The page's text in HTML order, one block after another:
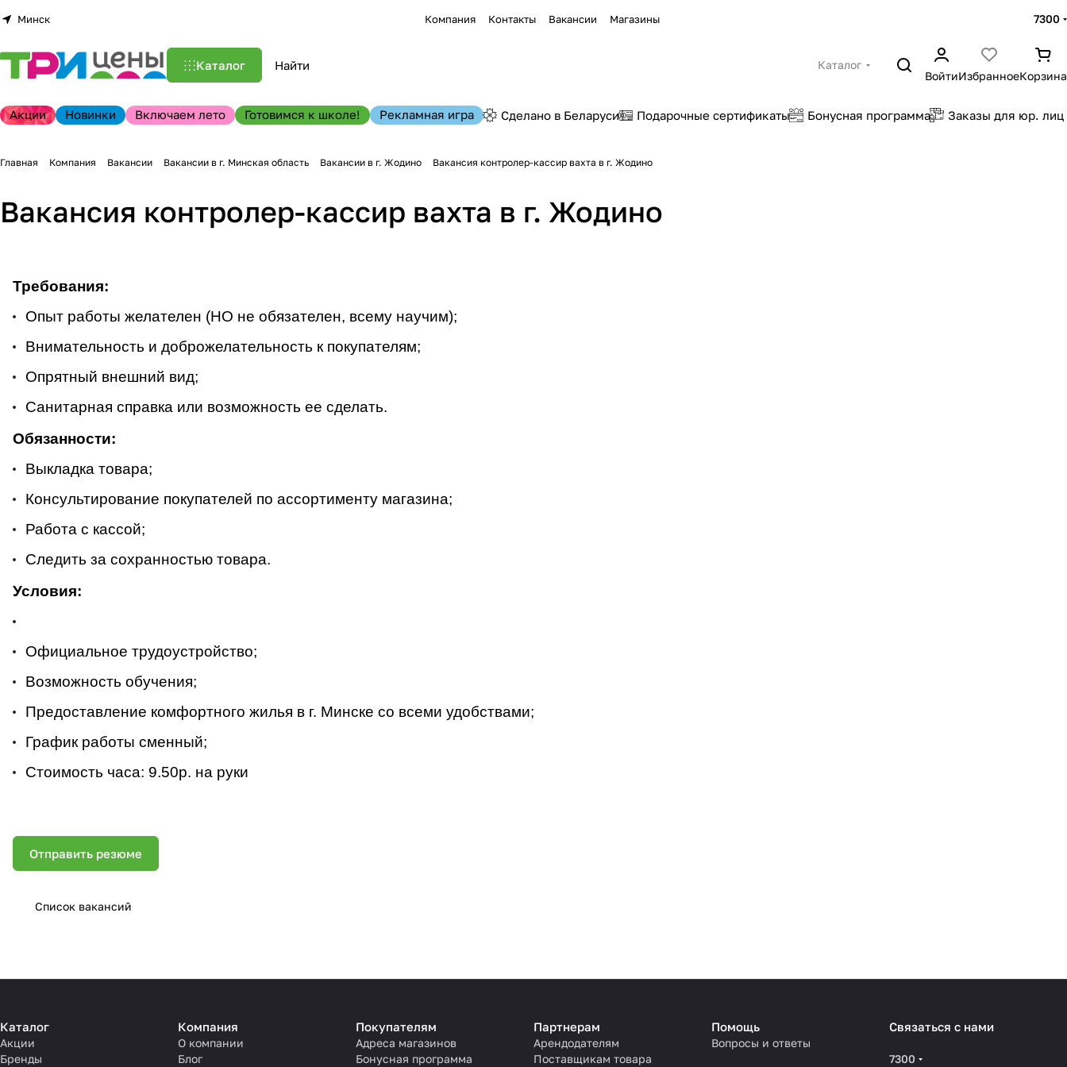
Минск Компания Контакты Вакансии Магазины 7300
Каталог
Каталог
ВойтиИзбранноеКорзина
Акции Новинки Включаем лето Готовимся к школе! Рекламная игра Сделано в Беларуси Подарочные сертификаты Бонусная программа Заказы для юр. лиц
Главная Компания Вакансии Вакансии в г. Минская область Вакансии в г. Жодино Вакансия контролер-кассир вахта в г. Жодино
Вакансия контролер-кассир вахта в г. Жодино
Требования:
Опыт работы желателен (НО не обязателен, всему научим);
Внимательность и доброжелательность к покупателям;
Опрятный внешний вид;
Санитарная справка или возможность ее сделать.
Обязанности:
Выкладка товара;
Консультирование покупателей по ассортименту магазина;
Работа с кассой;
Следить за сохранностью товара.
Условия:
Официальное трудоустройство;
Возможность обучения;
Предоставление комфортного жилья в г. Минске со всеми удобствами;
График работы сменный;
Стоимость часа: 9.50р. на руки
Отправить резюме
Список вакансий
Каталог
Акции
Бренды
Компания
О компании
Блог
Покупателям
Адреса магазинов
Бонусная программа
Партнерам
Арендодателям
Поставщикам товара
Помощь
Вопросы и ответы
Связаться с нами
7300